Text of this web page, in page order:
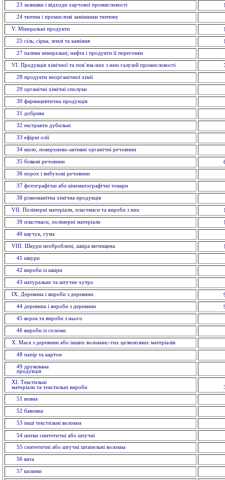
23 залишки і відходи харчової промисловості
24 тютюн і промислові замінники тютюну
V. Мiнеральнi продукти
25 сіль; сірка; землі та каміння
27 палива мінеральні; нафта і продукти її перегонки
VI. Продукція хімічної та пов`яза-них з нею галузей промисловостi
28 продукти неорганічної хімії
29 органiчнi хiмiчнi сполуки
30 фармацевтична продукція
31 добрива
32 екстракти дубильнi
33 ефiрнi олії
34 мило, поверхнево-активні органічні речовини
35 бiлковi речовини
36 порох і вибухові речовини
37 фотографічні або кінематографічні товари
38 різноманітна хімічна продукція
VII. Полімерні матеріали, пластмаси та вироби з них
39 пластмаси, полімерні матеріали
40 каучук, гума
VIII. Шкури необроблені, шкіра вичищена
41 шкури
42 вироби із шкiри
43 натуральне та штучне хутро
IX. Деревина і вироби з деревини
44 деревина і вироби з деревини
45 корок та вироби з нього
46 вироби із соломи
X. Маса з деревини або інших волокнис-тих целюлозних матеріалів
48 папiр та картон
49 друкована
продукція
ХI. Текстильні
матеріали та текстильні вироби
51 вовна
52 бавовна
53 інші текстильні волокна
54 нитки синтетичні або штучні
55 синтетичні або штучні штапельнi волокна
56 вата
57 килими